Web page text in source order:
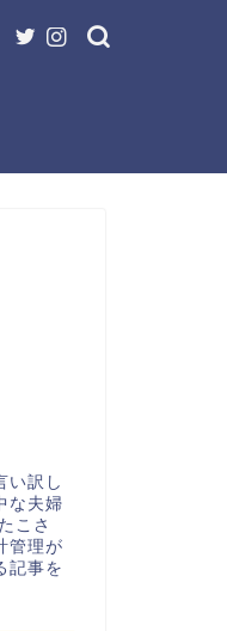
い訳し
な夫婦
こさ
管理が
記事を